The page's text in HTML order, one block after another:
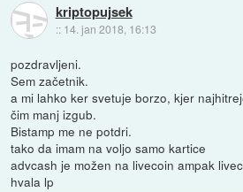
kriptopujsek
:: 14. jan 2018, 16:13
pozdravljeni.
Sem začetnik.
a mi lahko ker svetuje borzo, kjer
čim manj izgub.
Bistamp me ne potdri.
tako da imam na voljo samo kartice
advcash je možen na livecoin ampak
hvala lp